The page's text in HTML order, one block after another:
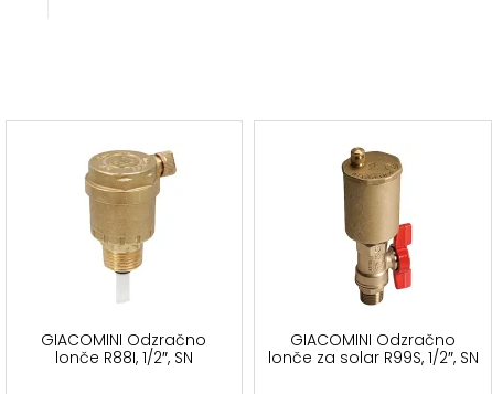
GIACOMINI Odzračno
lonče R88I, 1/2″, SN
GIACOMINI Odzračno
lonče za solar R99S, 1/2″, SN